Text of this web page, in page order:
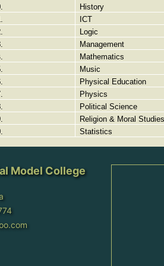
History
ICT
Logic
Management
Mathematics
Music
Physical Education
Physics
Political Science
Religion & Moral Studies
Statistics
Model College